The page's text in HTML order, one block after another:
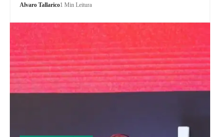
Alvaro Tallarico1 Min Leitura